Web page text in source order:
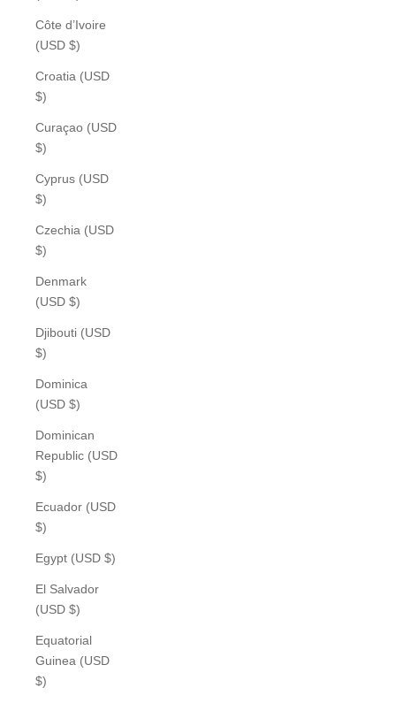
Côte d’Ivoire
(USD $)
Croatia (USD
$)
Curaçao (USD
$)
Cyprus (USD
$)
Czechia (USD
$)
Denmark
(USD $)
Djibouti (USD
$)
Dominica
(USD $)
Dominican
Republic (USD
$)
Ecuador (USD
$)
Egypt (USD $)
El Salvador
(USD $)
Equatorial
Guinea (USD
$)